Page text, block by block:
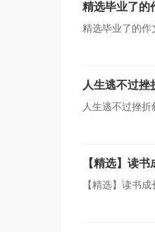
精选毕业了的
精选毕业了的作
人生逃不过挫
人生逃不过挫
【精选】读
【精选】读书